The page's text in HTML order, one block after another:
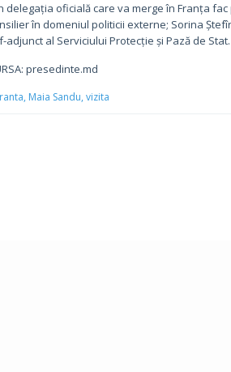
delegația oficială care va merge în Franța
în domeniul politicii externe; Sorina
adjunct al Serviciului Protecție și Pază de Stat.
presedinte.md
Maia Sandu, vizita